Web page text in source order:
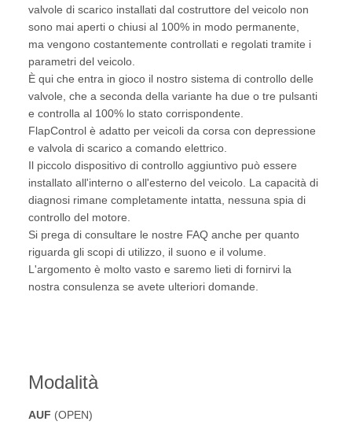
valvole di scarico installati dal costruttore del veicolo non
sono mai aperti o chiusi al 100% in modo permanente,
ma vengono costantemente controllati e regolati tramite i
parametri del veicolo.
È qui che entra in gioco il nostro sistema di controllo delle
valvole, che a seconda della variante ha due o tre pulsanti
e controlla al 100% lo stato corrispondente.
FlapControl è adatto per veicoli da corsa con depressione
e valvola di scarico a comando elettrico.
Il piccolo dispositivo di controllo aggiuntivo può essere
installato all'interno o all'esterno del veicolo. La capacità di
diagnosi rimane completamente intatta, nessuna spia di
controllo del motore.
Si prega di consultare le nostre FAQ anche per quanto
riguarda gli scopi di utilizzo, il suono e il volume.
L'argomento è molto vasto e saremo lieti di fornirvi la
nostra consulenza se avete ulteriori domande.
Modalità
AUF (OPEN)